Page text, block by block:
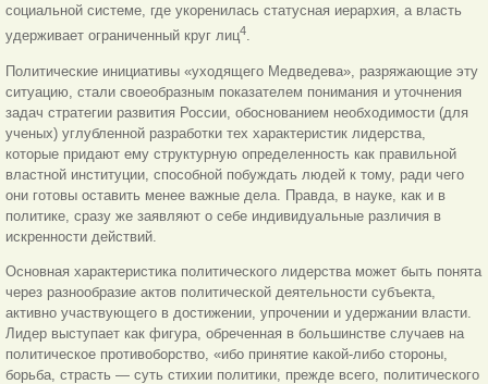
социальной системе, где укоренилась статусная иерархия, а власть
удерживает ограниченный круг лиц4.
Политические инициативы «уходящего Медведева», разряжающие эту
ситуацию, стали своеобразным показателем понимания и уточнения
задач стратегии развития России, обоснованием необходимости (для
ученых) углубленной разработки тех характеристик лидерства,
которые придают ему структурную определенность как правильной
властной институции, способной побуждать людей к тому, ради чего
они готовы оставить менее важные дела. Правда, в науке, как и в
политике, сразу же заявляют о себе индивидуальные различия в
искренности действий.
Основная характеристика политического лидерства может быть понята
через разнообразие актов политической деятельности субъекта,
активно участвующего в достижении, упрочении и удержании власти.
Лидер выступает как фигура, обреченная в большинстве случаев на
политическое противоборство, «ибо принятие какой-либо стороны,
борьба, страсть — суть стихии политики, прежде всего, политического